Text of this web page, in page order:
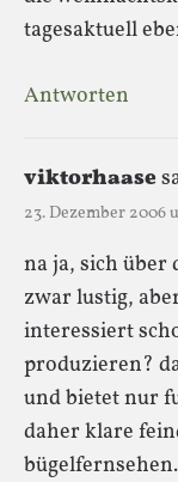
tagesaktuell
Antworten
viktorhaase
23. Dezember 2006
na ja, sich über
zwar lustig,
interessiert
produzieren?
und bietet nur
daher klare